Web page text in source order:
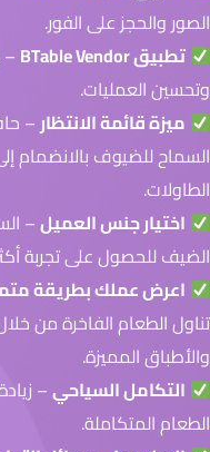
الصور والحجز على الفور.
تطبيق BTable Vendor
–
وتحسين العمليات.
ميزة قائمة الانتظار–
السماح للضيوف بالانضمام
الطاولات.
اختيار جنس العميل–
الضيف للحصول على تجربة
اعرض عملك بطريقة
تناول الطعام الفاخرة من
والأطباق المميزة.
التكامل السياحي–
الطعام المتكاملة.